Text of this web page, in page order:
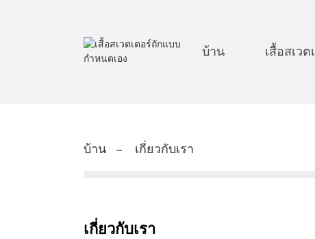
บ้าน เสื้อสเว
บ้าน เกี่ยวกับเรา
เกี่ยวกับเรา